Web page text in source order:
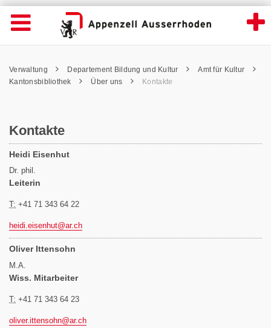
Kontakte - Appenzell Ausserrhoden
Wichtige
Seiten
Home
Inhalt
Kontakt
Navigation öffnen
Inhalt
Pfadnavigation
Verwaltung Departement Bildung und Kultur
Amt für Kultur
Kantonsbibliothek
Über uns Kontakte
Kontakte
Heidi Eisenhut
Dr. phil.
Leiterin
T: +41 71 343 64 22
heidi.eisenhut@ar.ch
Oliver Ittensohn
M.A.
Wiss. Mitarbeiter
T: +41 71 343 64 23
oliver.ittensohn@ar.ch